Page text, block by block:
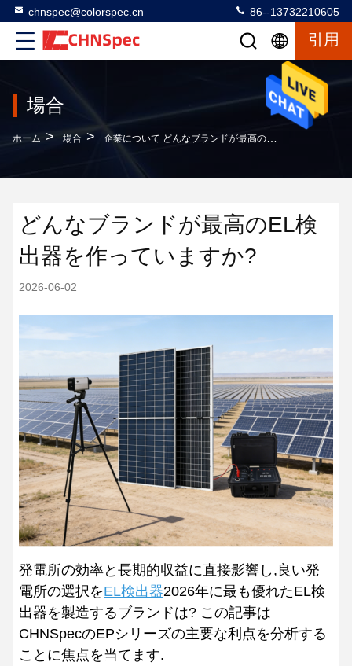
chnspec@colorspec.cn 86--13732210605
引用
場合
ホーム > 場合 > 企業について どんなブランドが最高のEL検出器を作っていますか?
どんなブランドが最高のEL検
出器を作っていますか?
2026-06-02
発電所の効率と長期的収益に直接影響し,良い発
電所の選択をEL検出器2026年に最も優れたEL検
出器を製造するブランドは? この記事は
CHNSpecのEPシリーズの主要な利点を分析する
ことに焦点を当てます.